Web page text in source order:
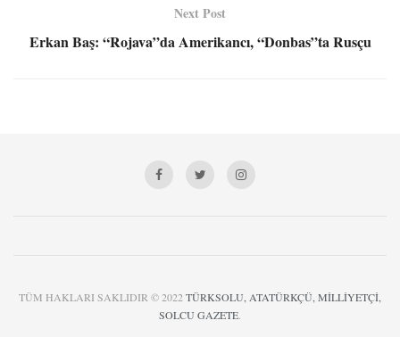
Next Post
Erkan Baş: “Rojava”da Amerikancı, “Donbas”ta Rusçu
TÜM HAKLARI SAKLIDIR © 2022 TÜRKSOLU, ATATÜRKÇÜ, MİLLİYETÇİ,
SOLCU GAZETE